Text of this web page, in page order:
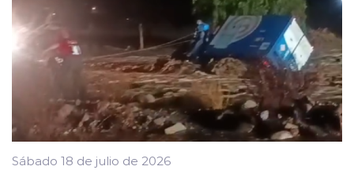
Sábado 18 de julio de 2026